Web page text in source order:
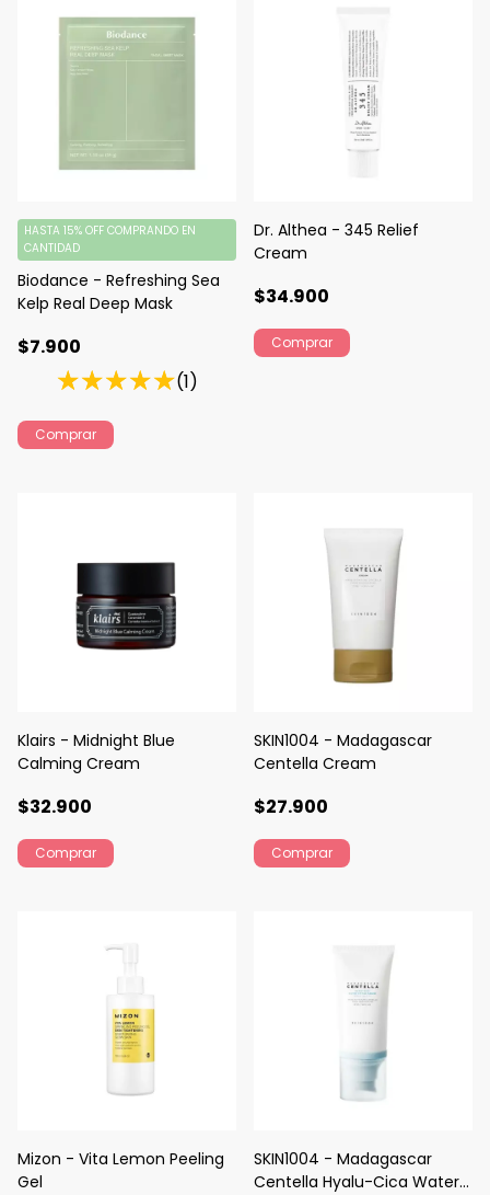
Biodance - Refreshing Sea
Kelp Real Deep Mask
$7.900
(1)
HASTA 15% OFF COMPRANDO EN
CANTIDAD
Dr. Althea - 345 Relief
Cream
$34.900
Klairs - Midnight Blue
Calming Cream
$32.900
SKIN1004 - Madagascar
Centella Cream
$27.900
Mizon - Vita Lemon Peeling
Gel
SKIN1004 - Madagascar
Centella Hyalu-Cica Water-